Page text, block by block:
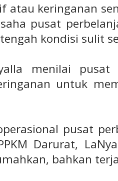
atau keringanan
pusat
kondisi sulit
menilai pusat
untuk
pusat
Darurat,
bahkan